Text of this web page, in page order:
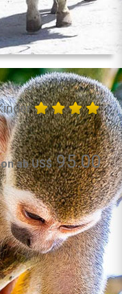
ab US$95.00